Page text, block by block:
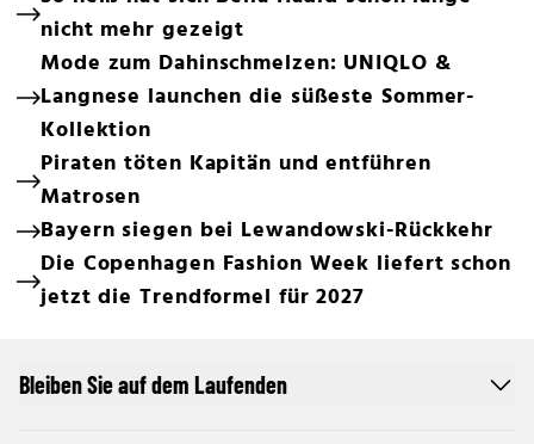
nicht mehr gezeigt
Mode zum Dahinschmelzen: UNIQLO &
Langnese launchen die süßeste Sommer-
Kollektion
Piraten töten Kapitän und entführen
Matrosen
Bayern siegen bei Lewandowski-Rückkehr
Die Copenhagen Fashion Week liefert schon
jetzt die Trendformel für 2027
Bleiben Sie auf dem Laufenden